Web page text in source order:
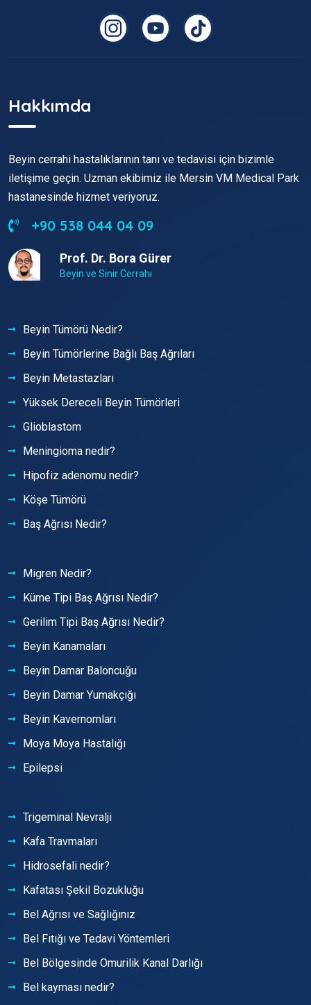
Hakkımda
Beyin cerrahi hastalıklarının tanı ve tedavisi için bizimle
iletişime geçin. Uzman ekibimiz ile Mersin VM Medical Park
hastanesinde hizmet veriyoruz.
+90 538 044 04 09
Prof. Dr. Bora Gürer
Beyin ve Sinir Cerrahı
Beyin Tümörü Nedir?
Beyin Tümörlerine Bağlı Baş Ağrıları
Beyin Metastazları
Yüksek Dereceli Beyin Tümörleri
Glioblastom
Meningioma nedir?
Hipofiz adenomu nedir?
Köşe Tümörü
Baş Ağrısı Nedir?
Migren Nedir?
Küme Tipi Baş Ağrısı Nedir?
Gerilim Tipi Baş Ağrısı Nedir?
Beyin Kanamaları
Beyin Damar Baloncuğu
Beyin Damar Yumakçığı
Beyin Kavernomları
Moya Moya Hastalığı
Epilepsi
Trigeminal Nevralji
Kafa Travmaları
Hidrosefali nedir?
Kafatası Şekil Bozukluğu
Bel Ağrısı ve Sağlığınız
Bel Fıtığı ve Tedavi Yöntemleri
Bel Bölgesinde Omurilik Kanal Darlığı
Bel kayması nedir?